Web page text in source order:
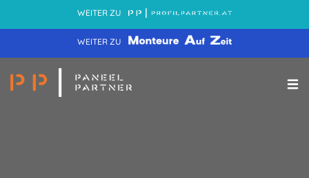
WEITER ZU
WEITER ZU